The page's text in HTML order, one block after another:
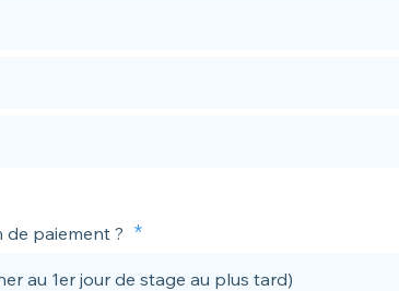
paiement ?
au 1er jour de stage au plus tard)